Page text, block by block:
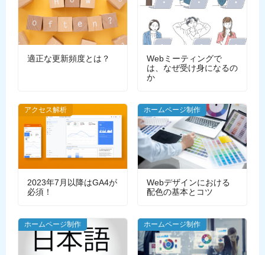
適正な更新頻度とは？
Webミーティングで
は、なぜ受け身になるの
か
アクセス解析
2023年7月以降はGA4が
必須！
ホームページ制作
Webデザインにおける
配色の基本とコツ
ホームページ制作 ホームページ制作